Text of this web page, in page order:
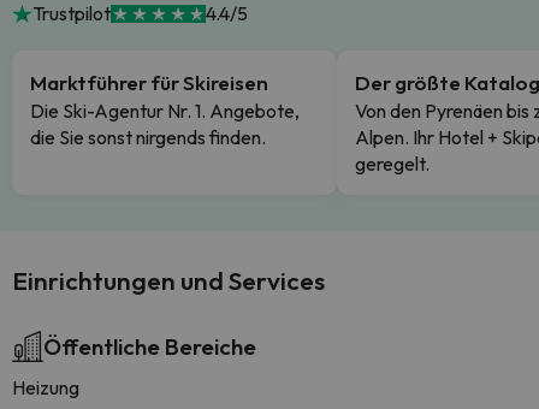
Trustpilot 4.4/5
Marktführer für Skireisen
Die Ski-Agentur Nr. 1. Angebote,
die Sie sonst nirgends finden.
Der größte Katalog
Von den Pyrenäen bis
Alpen. Ihr Hotel +
geregelt.
Einrichtungen und Services
Öffentliche Bereiche
Heizung